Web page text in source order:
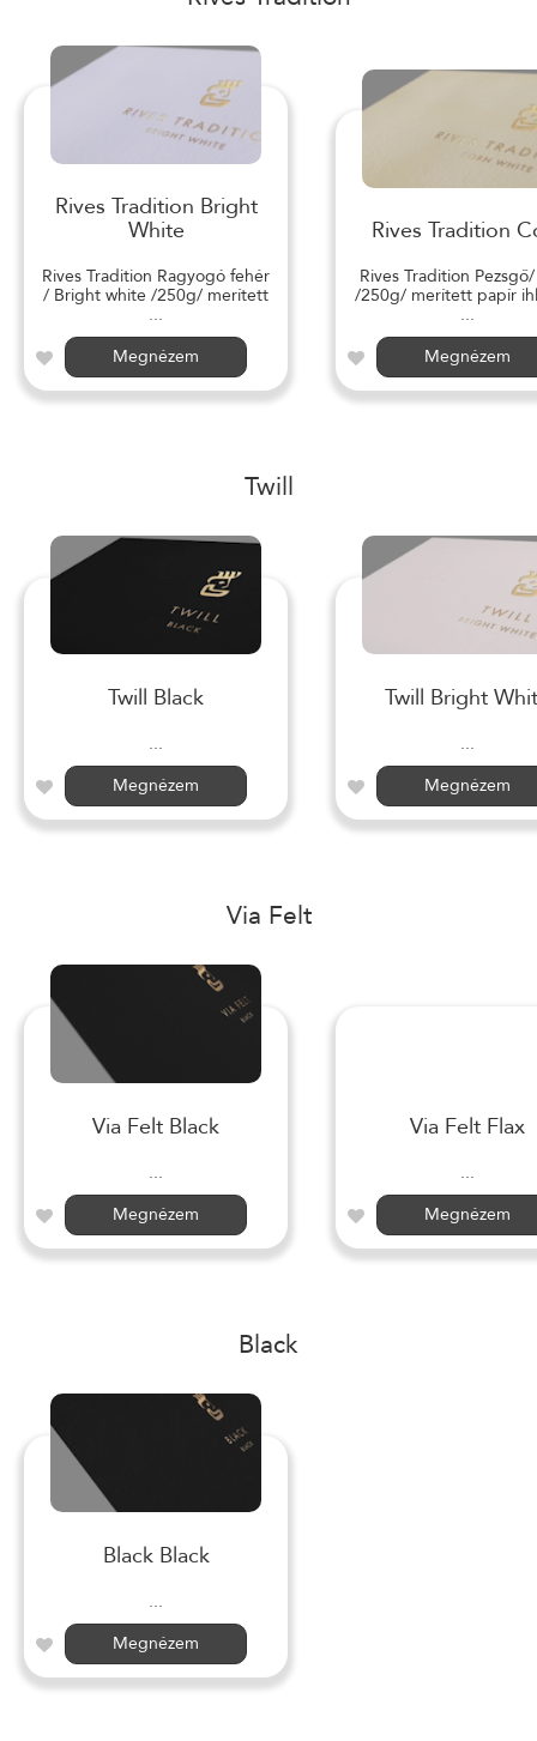
Rives Tradition Bright
White
Rives Tradition Ragyogó fehér
/ Bright white /250g/ merített
...
Megnézem
Rives Tradition
Rives Tradition
/250g/ merített papír
...
Megnézem
Twill
Twill Black
...
Megnézem
Twill Bright
...
Megnézem
Via Felt
Via Felt Black
...
Megnézem
Via Felt Flax
...
Megnézem
Black
Black Black
...
Megnézem